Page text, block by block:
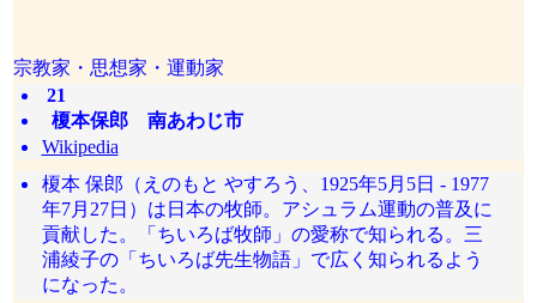
宗教家・思想家・運動家
21
榎本保郎 南あわじ市
Wikipedia
榎本 保郎（えのもと やすろう、1925年5月5日 - 1977
年7月27日）は日本の牧師。アシュラム運動の普及に
貢献した。「ちいろば牧師」の愛称で知られる。三
浦綾子の「ちいろば先生物語」で広く知られるよう
になった。